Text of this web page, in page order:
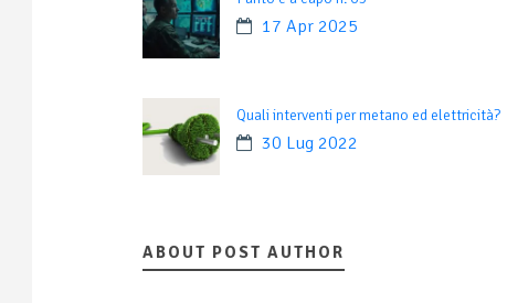
17 Apr 2025
Quali interventi per metano ed elettricità?
30 Lug 2022
ABOUT POST AUTHOR